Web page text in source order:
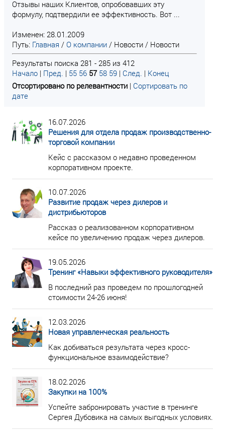
Отзывы наших Клиентов, опробовавших эту
формулу, подтвердили ее эффективность. Вот ...
Изменен: 28.01.2009
Путь: Главная / О компании / Новости / Новости
Результаты поиска 281 - 285 из 412
Начало | Пред. | 55 56 57 58 59 | След. | Конец
Отсортировано по релевантности | Сортировать по
дате
16.07.2026
Решения для отдела продаж производственно-
торговой компании
Кейс с рассказом о недавно проведенном
корпоративном проекте.
10.07.2026
Развитие продаж через дилеров и
дистрибьюторов
Рассказ о реализованном корпоративном
кейсе по увеличению продаж через дилеров.
19.05.2026
Тренинг «Навыки эффективного руководителя»
В последний раз проведем по прошлогодней
стоимости 24-26 июня!
12.03.2026
Новая управленческая реальность
Как добиваться результата через кросс-
функциональное взаимодействие?
18.02.2026
Закупки на 100%
Успейте забронировать участие в тренинге
Сергея Дубовика на самых выгодных условиях.